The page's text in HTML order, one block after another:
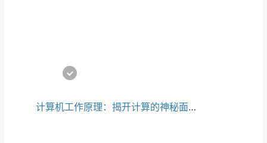
计算机工作原理：揭开计算的神秘面纱培训